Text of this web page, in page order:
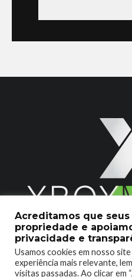
2020 © Xboxmania.
SOBRE O XBOX
Acreditamos que seus
propriedade e
privacidade e
Usamos cookies em nosso
experiência mais relevante,
visitas passadas. Ao clicar em